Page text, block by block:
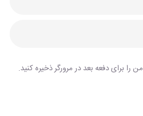
را برای دفعه بعد در مرورگر ذخیره کنید.